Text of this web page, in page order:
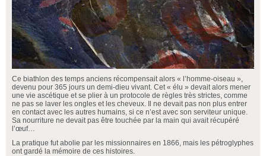
Ce biathlon des temps anciens récompensait alors « l’homme-oiseau »,
devenu pour 365 jours un demi-dieu vivant. Cet « élu » devait alors mener
une vie ascétique et se plier à un protocole de règles très strictes, comme
ne pas se laver les ongles et les cheveux. Il ne devait pas non plus entrer
en contact avec les autres humains, si ce n’est avec son serviteur unique.
Sa nourriture ne devait pas être touchée par la main qui avait récupéré
l’œuf…
La pratique fut abolie par les missionnaires en 1866, mais les pétroglyphes
ont gardé la mémoire de ces histoires.